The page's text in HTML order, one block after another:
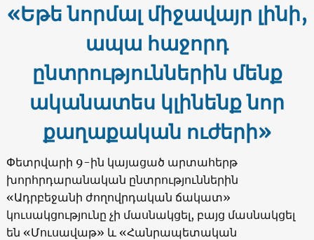
«Եթե նորմալ միջավայր լինի,
ապա հաջորդ
ընտրություններին մենք
ականատես կլինենք նոր
քաղաքական ուժերի»
Փետրվարի 9-ին կայացած արտահերթ
խորհրդարանական ընտրություններին
«Ադրբեջանի ժողովրդական ճակատ»
կուսակցությունը չի մասնակցել, բայց մասնակցել
են «Մուսավաթ» և «Հանրապետական